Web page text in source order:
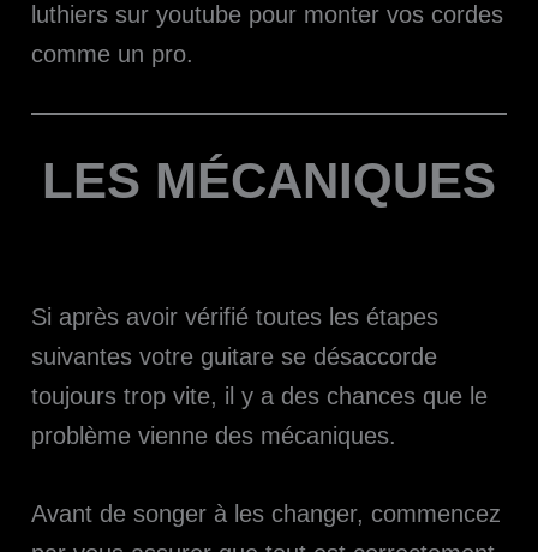
luthiers sur youtube pour monter vos cordes
comme un pro.
LES MÉCANIQUES
Si après avoir vérifié toutes les étapes
suivantes votre guitare se désaccorde
toujours trop vite, il y a des chances que le
problème vienne des mécaniques.
Avant de songer à les changer, commencez